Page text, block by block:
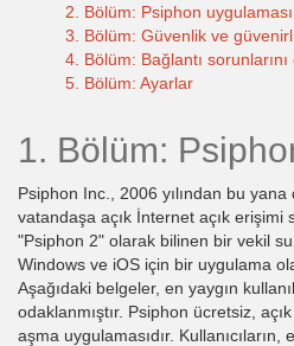
2. Bölüm: Psiphon
3. Bölüm: Güvenlik ve
4. Bölüm: Bağlantı
5. Bölüm: Ayarlar
1. Bölüm:
Psiphon Inc., 2006 yılından bu
vatandaşa açık İnternet açık erişimi
"Psiphon 2" olarak bilinen bir vekil
Windows ve iOS için bir uygulama
Aşağıdaki belgeler, en yaygın
odaklanmıştır. Psiphon ücretsiz,
aşma uygulamasıdır.